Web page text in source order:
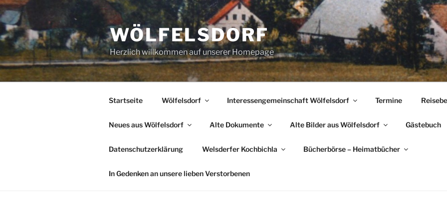
Zum
Inhalt
springen
WÖLFELSDORF
Herzlich willkommen auf unserer Homepage
Startseite Wölfelsdorf Interessengemeinschaft Wölfelsdorf Termine
Neues aus Wölfelsdorf Alte Dokumente Alte Bilder aus Wölfelsdorf Gästebuch
Datenschutzerklärung Welsderfer Kochbichla Bücherbörse – Heimatbücher
In Gedenken an unsere lieben Verstorbenen